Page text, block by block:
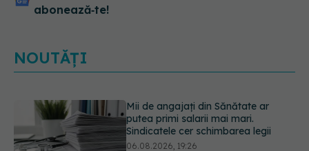
abonează‑te!
NOUTĂȚI
EXCLUSIV Cancerele ginecologice
care pot fi tratate fără operație. Dr.
Sorin Bogdan (SANADOR): Chirurgia
este indicată doar punctual, pentru